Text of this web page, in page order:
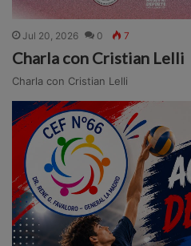
Jul 20, 2026 0 7
Charla con Cristian Lelli
Charla con Cristian Lelli